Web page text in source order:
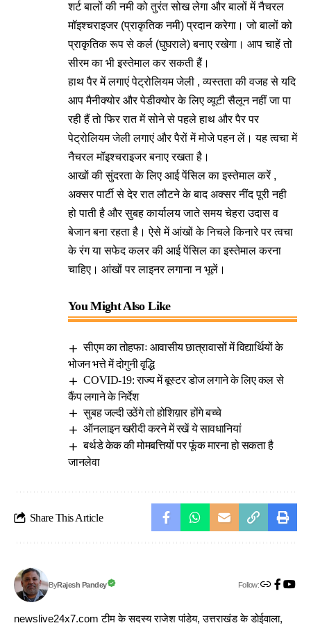
शर्ट बालों की नमी को तुरंत सोख लेगा और बालों में नैचरल
मॉइश्चराइजर (प्राकृतिक नमी) प्रदान करेगा। जो बालों को
प्राकृतिक रूप से कर्ल (घुघराले) बनाए रखेगा। आप चाहें तो
सीरम का भी इस्तेमाल कर सकती हैं।
हाथ पैर में लगाएं पेट्रोलियम जेली , व्यस्तता की वजह से यदि
आप मैनीक्योर और पेडीक्योर के लिए व्यूटी सैलून नहीं जा पा
रही हैं तो फिर रात में सोने से पहले हाथ और पैर पर
पेट्रोलियम जेली लगाएं और पैरों में मोजे पहन लें। यह त्वचा में
नैचरल मॉइश्चराइजर बनाए रखता है।
आखों की सुंदरता के लिए आई पेंसिल का इस्तेमाल करें ,
अक्सर पार्टी से देर रात लौटने के बाद अक्सर नींद पूरी नही
हो पाती है और सुबह कार्यालय जाते समय चेहरा उदास व
बेजान बना रहता है। ऐसे में आंखों के निचले किनारे पर त्वचा
के रंग या सफेद कलर की आई पेंसिल का इस्तेमाल करना
चाहिए। आंखों पर लाइनर लगाना न भूलें।
You Might Also Like
सीएम का तोहफाः आवासीय छात्रावासों में विद्यार्थियों के
भोजन भत्ते में दोगुनी वृद्धि
COVID-19: राज्य में बूस्टर डोज लगाने के लिए कल से
कैंप लगाने के निर्देश
सुबह जल्दी उठेंगे तो होशिय़ार होंगे बच्चे
ऑनलाइन खरीदी करने में रखें ये सावधानियां
बर्थडे केक की मोमबत्तियों पर फूंक मारना हो सकता है
जानलेवा
Share This Article
ByRajesh Pandey Follow:
newslive24x7.com टीम के सदस्य राजेश पांडेय, उत्तराखंड के डोईवाला,